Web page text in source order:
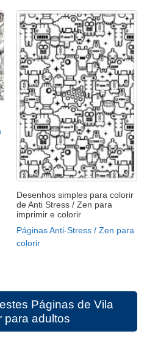
Desenhos simples para colorir
de Anti Stress / Zen para
imprimir e colorir
Páginas Anti-Stress / Zen para
colorir
Páginas de Vila
para adultos